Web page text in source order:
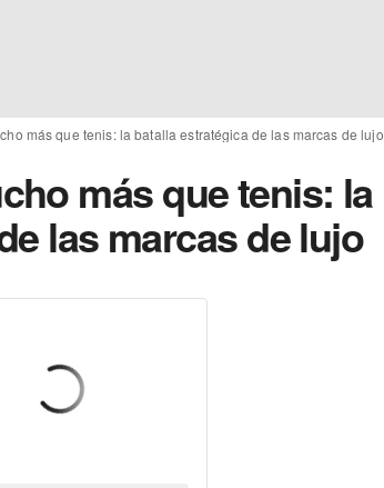
más que tenis: la batalla estratégica de las marcas de lujo
más que tenis: la
las marcas de lujo